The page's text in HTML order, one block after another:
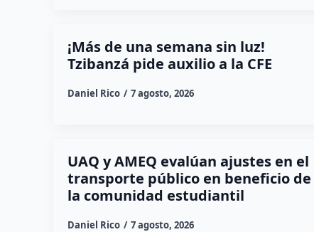
¡Más de una semana sin luz!
Tzibanzá pide auxilio a la CFE
Daniel Rico 7 agosto, 2026
UAQ y AMEQ evalúan ajustes en el
transporte público en beneficio de
la comunidad estudiantil
Daniel Rico 7 agosto, 2026